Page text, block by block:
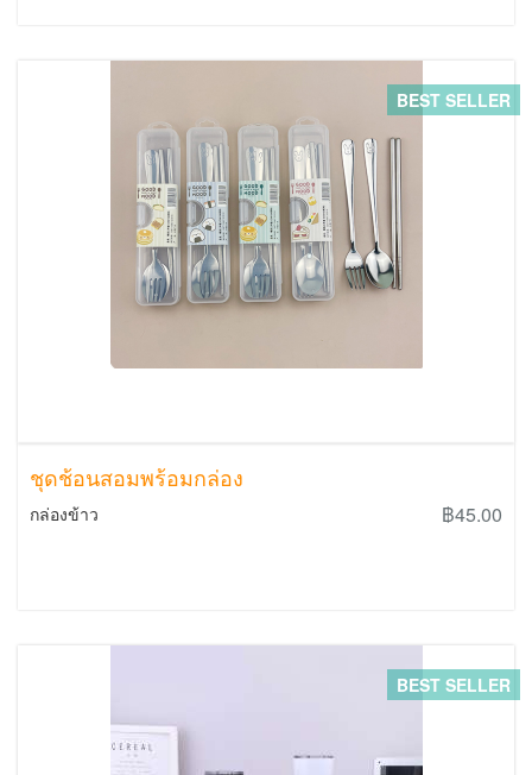
BEST SELLER
ชุดช้อนสอมพร้อมกล่อง
กล่องข้าว ฿45.00
BEST SELLER